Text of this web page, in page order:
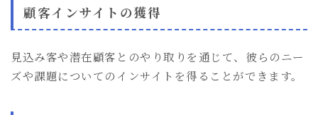
顧客インサイトの獲得
見込み客や潜在顧客とのやり取りを通じて、彼らのニー
ズや課題についてのインサイトを得ることができます。